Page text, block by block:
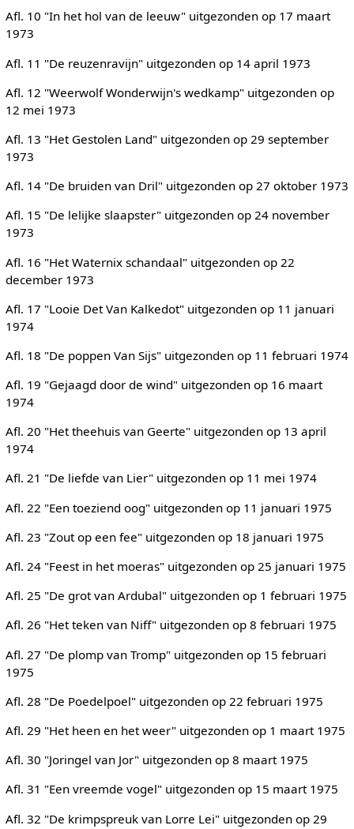
Afl. 10 "In het hol van de leeuw" uitgezonden op 17 maart
1973
Afl. 11 "De reuzenravijn" uitgezonden op 14 april 1973
Afl. 12 "Weerwolf Wonderwijn's wedkamp" uitgezonden op
12 mei 1973
Afl. 13 "Het Gestolen Land" uitgezonden op 29 september
1973
Afl. 14 "De bruiden van Dril" uitgezonden op 27 oktober 1973
Afl. 15 "De lelijke slaapster" uitgezonden op 24 november
1973
Afl. 16 "Het Waternix schandaal" uitgezonden op 22
december 1973
Afl. 17 "Looie Det Van Kalkedot" uitgezonden op 11 januari
1974
Afl. 18 "De poppen Van Sijs" uitgezonden op 11 februari 1974
Afl. 19 "Gejaagd door de wind" uitgezonden op 16 maart
1974
Afl. 20 "Het theehuis van Geerte" uitgezonden op 13 april
1974
Afl. 21 "De liefde van Lier" uitgezonden op 11 mei 1974
Afl. 22 "Een toeziend oog" uitgezonden op 11 januari 1975
Afl. 23 "Zout op een fee" uitgezonden op 18 januari 1975
Afl. 24 "Feest in het moeras" uitgezonden op 25 januari 1975
Afl. 25 "De grot van Ardubal" uitgezonden op 1 februari 1975
Afl. 26 "Het teken van Niff" uitgezonden op 8 februari 1975
Afl. 27 "De plomp van Tromp" uitgezonden op 15 februari
1975
Afl. 28 "De Poedelpoel" uitgezonden op 22 februari 1975
Afl. 29 "Het heen en het weer" uitgezonden op 1 maart 1975
Afl. 30 "Joringel van Jor" uitgezonden op 8 maart 1975
Afl. 31 "Een vreemde vogel" uitgezonden op 15 maart 1975
Afl. 32 "De krimpspreuk van Lorre Lei" uitgezonden op 29